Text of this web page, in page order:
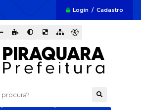
Login / Cadastro